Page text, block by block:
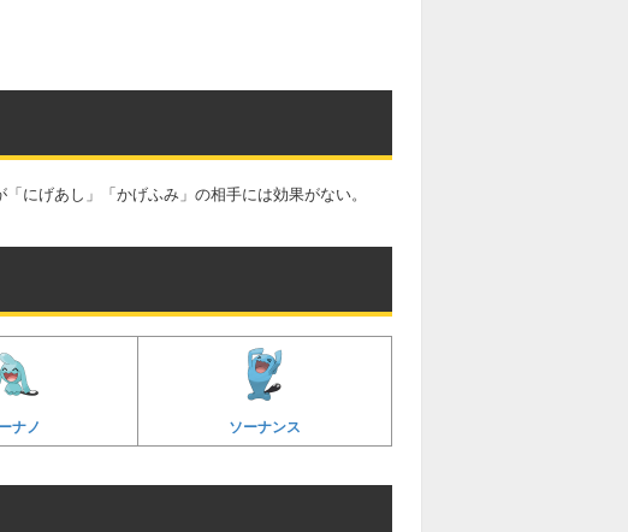
にげあし」「かげふみ」の相手には効果がない。
ナノ ソーナンス